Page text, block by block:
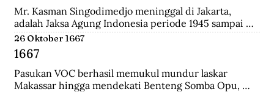
Mr. Kasman Singodimedjo meninggal di Jakarta,
adalah Jaksa Agung Indonesia periode 1945 sampai
1946 dan juga mantan Menteri Muda Kehakiman pada
Kabinet Amir Sjarifuddin II. Selain itu ia juga adalah
Ketua KNIP (Komite Nasional Indonesia Pusat) yang
menjadi cikal bakal dari DPR.
26 Oktober 1667
1667
Pasukan VOC berhasil memukul mundur laskar
Makassar hingga mendekati Benteng Somba Opu,